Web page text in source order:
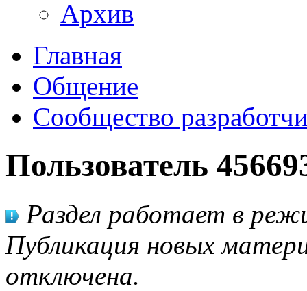
Архив
Главная
Общение
Сообщество
Пользователь
Раздел работает в
Публикация новых
отключена.